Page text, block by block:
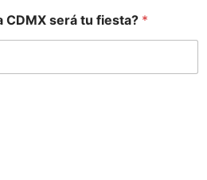
CDMX será tu fiesta? *